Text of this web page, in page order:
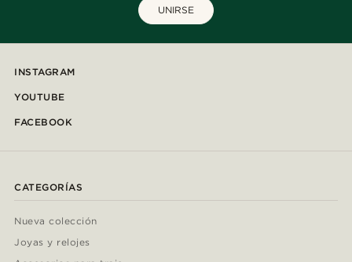
UNIRSE
INSTAGRAM
YOUTUBE
FACEBOOK
CATEGORÍAS
Nueva colección
Joyas y relojes